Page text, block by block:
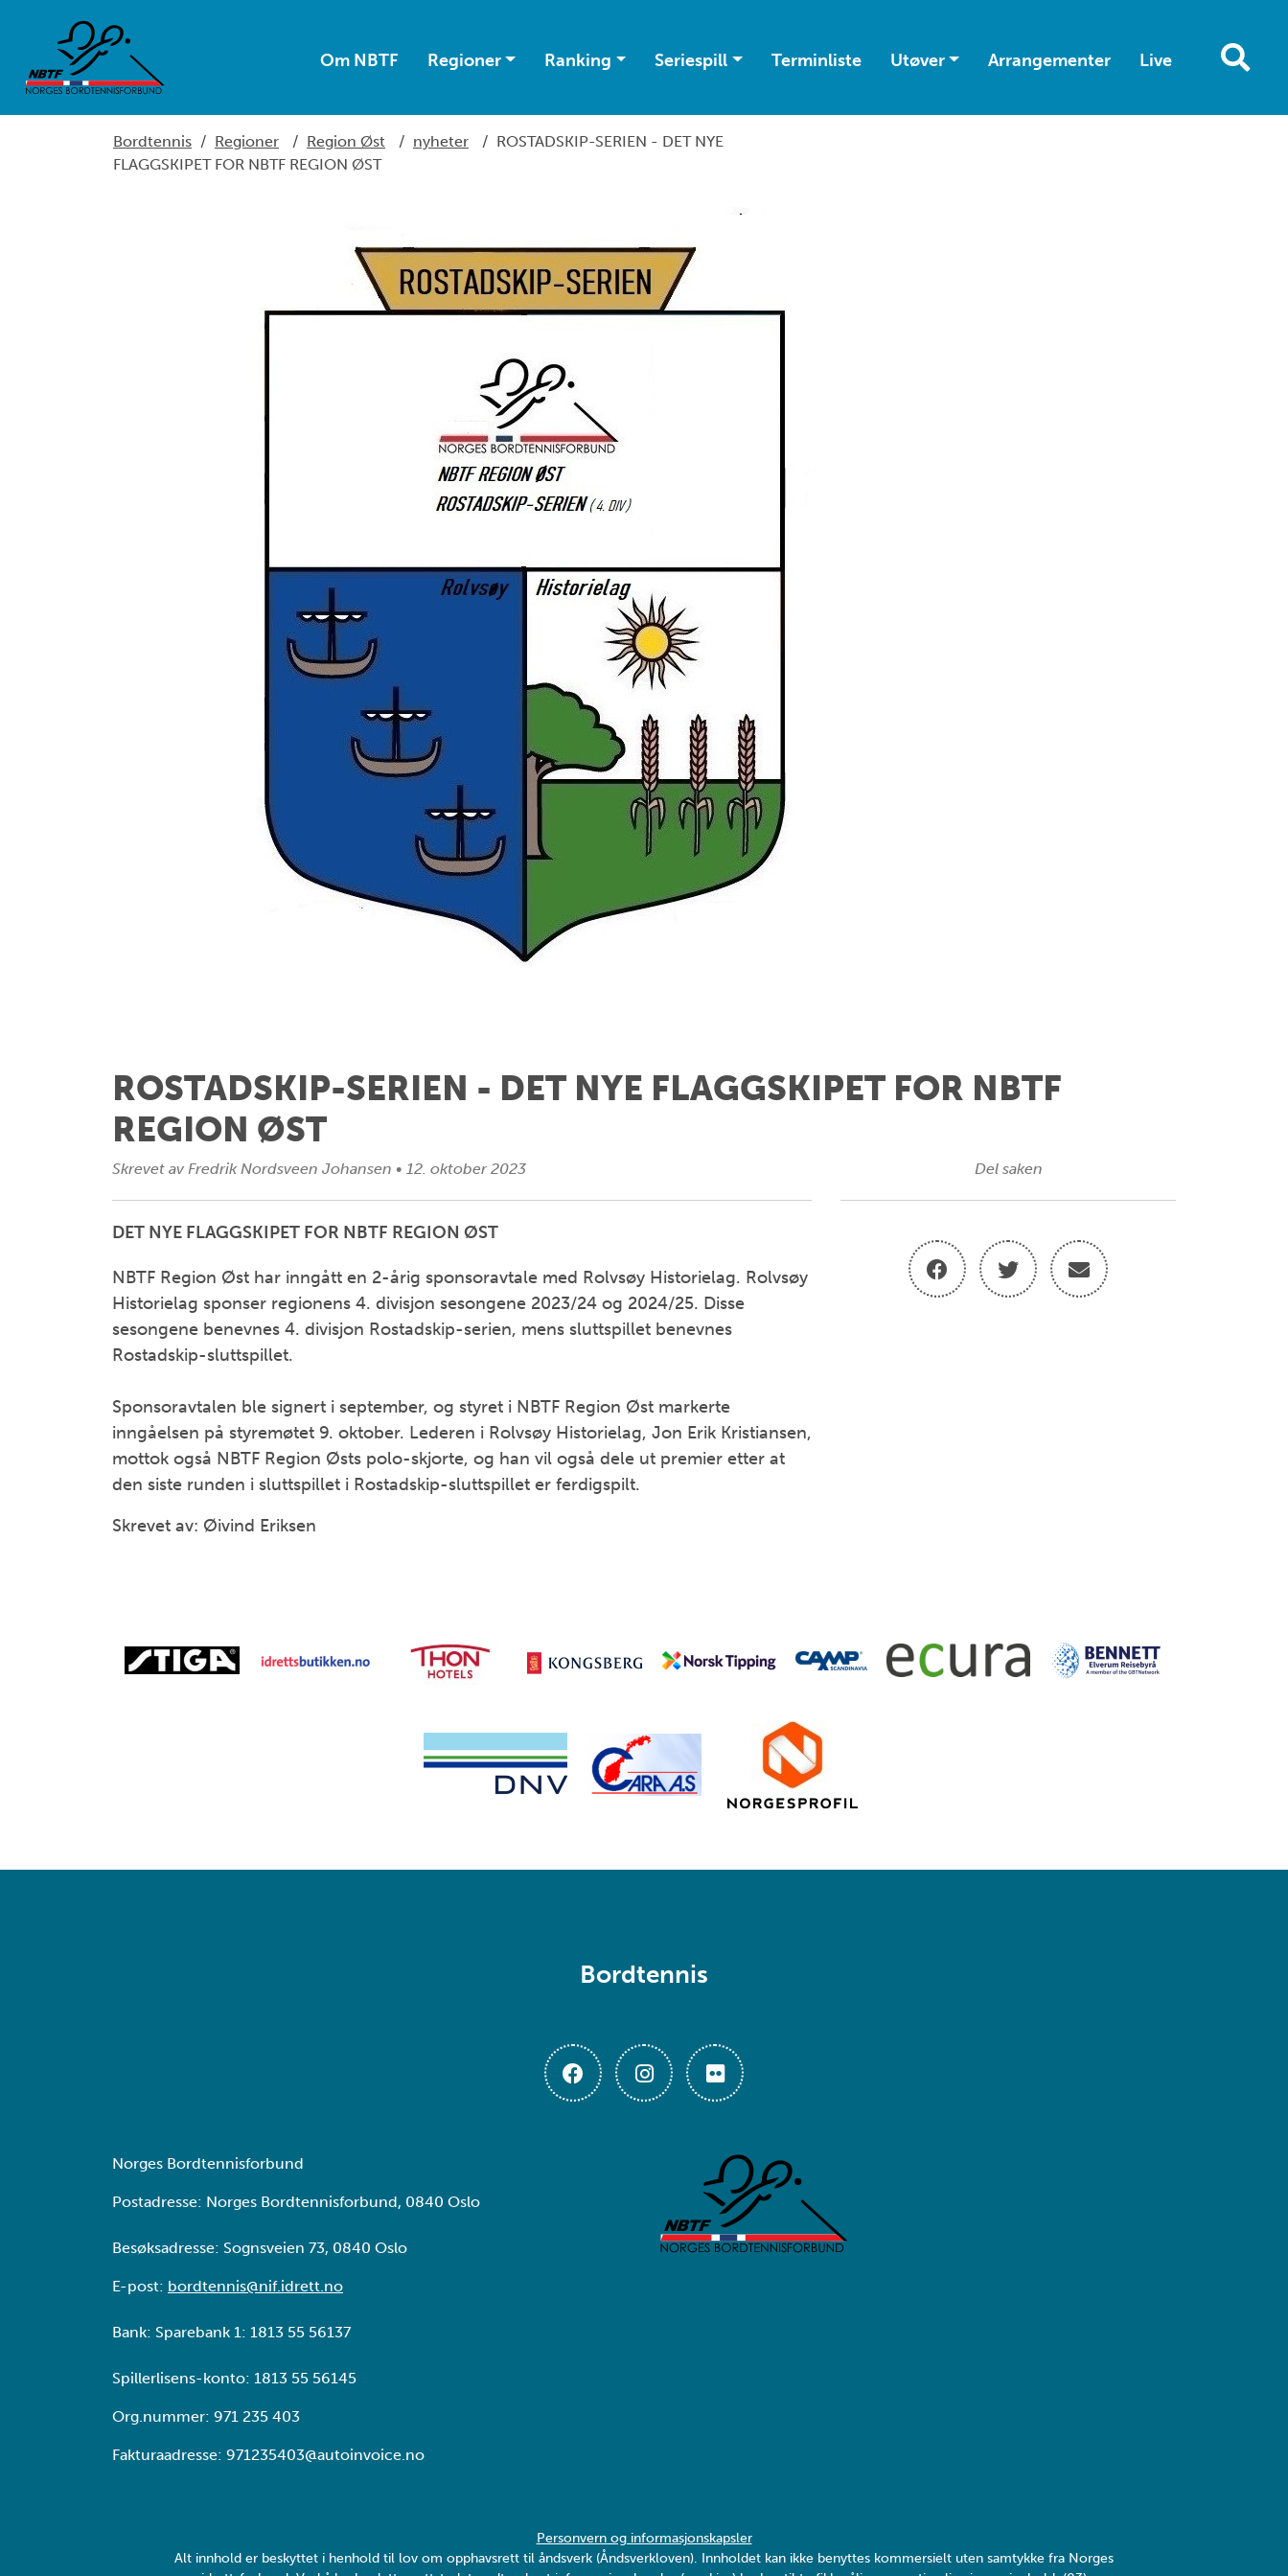
Om NBTF Regioner Ranking Seriespill Terminliste Utøver Arrangementer Live
Bordtennis / Regioner / Region Øst / nyheter / ROSTADSKIP-SERIEN - DET NYE
FLAGGSKIPET FOR NBTF REGION ØST
ROSTADSKIP-SERIEN - DET NYE FLAGGSKIPET FOR NBTF
REGION ØST
Skrevet av Fredrik Nordsveen Johansen • 12. oktober 2023
DET NYE FLAGGSKIPET FOR NBTF REGION ØST
NBTF Region Øst har inngått en 2-årig sponsoravtale med Rolvsøy Historielag. Rolvsøy
Historielag sponser regionens 4. divisjon sesongene 2023/24 og 2024/25. Disse
sesongene benevnes 4. divisjon Rostadskip-serien, mens sluttspillet benevnes
Rostadskip-sluttspillet.
Sponsoravtalen ble signert i september, og styret i NBTF Region Øst markerte
inngåelsen på styremøtet 9. oktober. Lederen i Rolvsøy Historielag, Jon Erik Kristiansen,
mottok også NBTF Region Østs polo-skjorte, og han vil også dele ut premier etter at
den siste runden i sluttspillet i Rostadskip-sluttspillet er ferdigspilt.
Skrevet av: Øivind Eriksen
Del saken
Bordtennis
Norges Bordtennisforbund
Postadresse: Norges Bordtennisforbund, 0840 Oslo
Besøksadresse: Sognsveien 73, 0840 Oslo
E-post: bordtennis@nif.idrett.no
Bank: Sparebank 1: 1813 55 56137
Spillerlisens-konto: 1813 55 56145
Org.nummer: 971 235 403
Fakturaadresse: 971235403@autoinvoice.no
Personvern og informasjonskapsler
Alt innhold er beskyttet i henhold til lov om opphavsrett til åndsverk (Åndsverkloven). Innholdet kan ikke benyttes kommersielt uten samtykke fra Norges